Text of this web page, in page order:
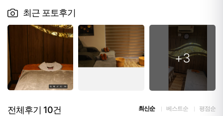
최근 포토후기
+3
전체후기 10건 최신순 베스트순 평점순